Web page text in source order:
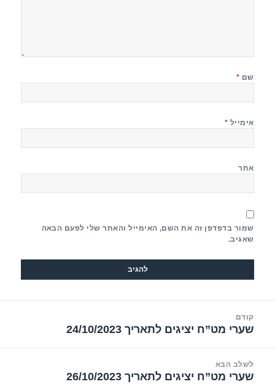
שם *
אימייל *
אתר
שמור בדפדפן זה את השם, האימייל והאתר שלי לפעם הבאה
שאגיב.
קודם
הפוסט
שערי מט”ח יציגים לתאריך 24/10/2023
לשלב הבא
הפוסט
שערי מט”ח יציגים לתאריך 26/10/2023